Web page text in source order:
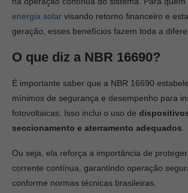
energia solar visando retorno financeiro e
geração, esses benefícios fazem toda a
O que diz a NBR 16690?
É importante saber que a NBR 16690
mínimos de segurança e desempenho para
fotovoltaicas. Isso inclui o uso de
seccionamento e aterramento adequados
Ou seja, ela reforça a importância de
corrente contínua, garantindo operação
conforme normas técnicas brasileiras.